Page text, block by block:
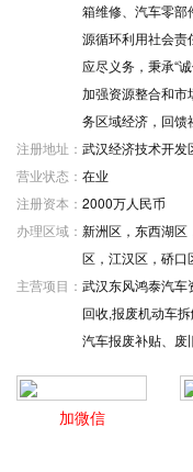
箱维修、汽车零部
源循环利用社会责
应尽义务，秉承“
加强资源整合和市
务区域经济，回馈
注册地址： 武汉经济技术开发
营业状态： 在业
注册资本： 2000万人民币
办理区域： 新洲区，东西湖区
区，江汉区，硚口
主营项目： 武汉东风鸿泰汽车
回收,报废机动车
汽车报废补贴、废
加微信